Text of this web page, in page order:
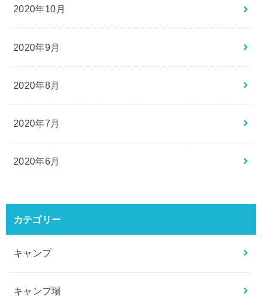
2020年10月
2020年9月
2020年8月
2020年7月
2020年6月
カテゴリー
キャンプ
キャンプ場